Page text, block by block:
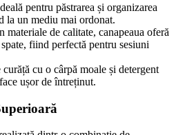
pentru păstrarea și organizarea
la un mediu mai ordonat.
materiale de calitate, canapeaua oferă
fiind perfectă pentru sesiuni
curăță cu o cârpă moale și detergent
ușor de întreținut.